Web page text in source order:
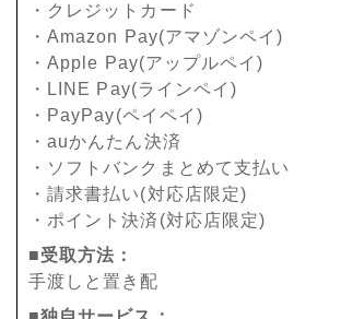
・クレジットカード
・Amazon Pay(アマゾンペイ)
・Apple Pay(アップルペイ)
・LINE Pay(ラインペイ)
・PayPay(ペイペイ)
・auかんたん決済
・ソフトバンクまとめて支払い
・請求書払い(対応店限定)
・ポイント決済(対応店限定)
■受取方法：
手渡しと置き配